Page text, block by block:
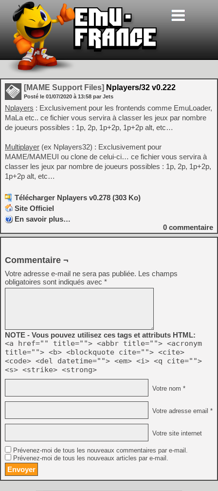
[MAME Support Files] Nplayers/32 v0.222
Posté le 01/07/2020 à 13:58 par Jets
Nplayers : Exclusivement pour les frontends comme EmuLoader,
MaLa etc.. ce fichier vous servira à classer les jeux par nombre
de joueurs possibles : 1p, 2p, 1p+2p, 1p+2p alt, etc…
Multiplayer (ex Nplayers32) : Exclusivement pour
MAME/MAMEUI ou clone de celui-ci… ce fichier vous servira à
classer les jeux par nombre de joueurs possibles : 1p, 2p, 1p+2p,
1p+2p alt, etc…
Télécharger Nplayers v0.278 (303 Ko)
Site Officiel
En savoir plus…
0 commentaire
Commentaire ¬
Votre adresse e-mail ne sera pas publiée. Les champs
obligatoires sont indiqués avec *
NOTE - Vous pouvez utilisez ces tags et attributs HTML:
<a href="" title=""> <abbr title=""> <acronym
title=""> <b> <blockquote cite=""> <cite>
<code> <del datetime=""> <em> <i> <q cite="">
<s> <strike> <strong>
Votre nom *
Votre adresse email *
Votre site internet
Prévenez-moi de tous les nouveaux commentaires par e-mail.
Prévenez-moi de tous les nouveaux articles par e-mail.